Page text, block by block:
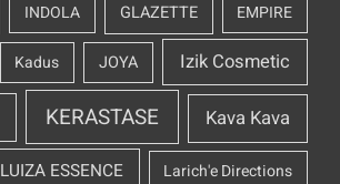
EMPIRE
GLAZETTE
INDOLA
Izik Cosmetic
JOYA
Kadus
Kava Kava
KERASTASE
Larich'e Directions
LUIZA ESSENCE